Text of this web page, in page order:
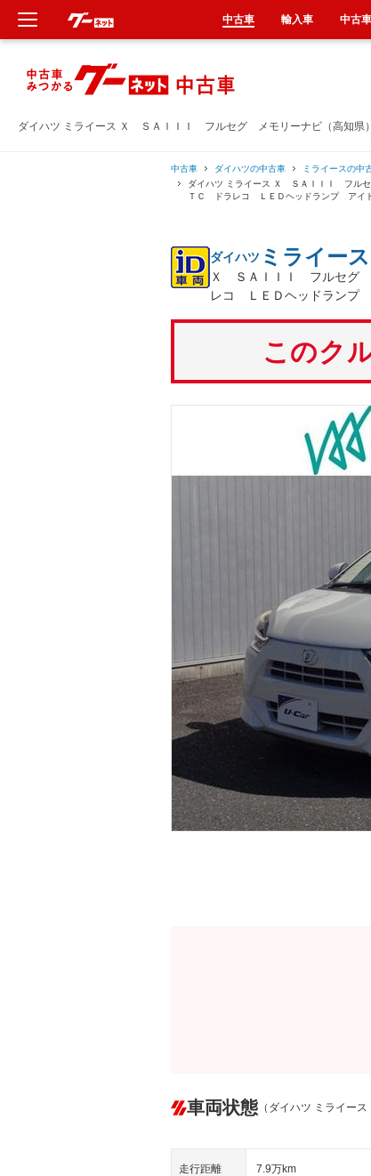
ダイハツ ミライース Ｘ ＳＡＩＩＩ フルセグ メモリーナビ（高知県
中古車 ダイハツの中古車 ミライースの中
ダイハツ ミライース Ｘ ＳＡＩＩＩ フル
ＴＣ ドラレコ ＬＥＤヘッドランプ アイ
ダイハツ ミライース
Ｘ ＳＡＩＩＩ フルセグ
レコ ＬＥＤヘッドランプ
このク
車両状態 （ダイハツ ミライー
走行距離 7.9万km
中古車 輸入車 中古
新車
中古車